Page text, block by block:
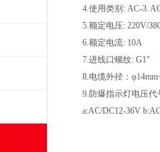
4.使用类别: AC-3.
5.额定电压: 220V/
6.额定电流: 10A
7.进线口螺纹: G1"
8.电缆外径：
9.防爆指示灯电压代
a:AC/DC12-36V b:AC/